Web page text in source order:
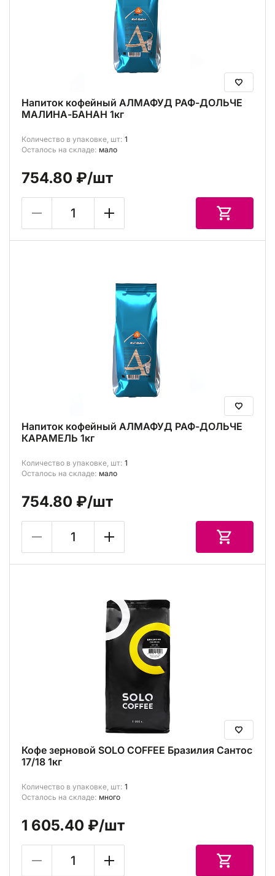
Напиток кофейный АЛМАФУД РАФ-ДОЛЬЧЕ
МАЛИНА-БАНАН 1кг
Количество в упаковке, шт: 1
Осталось на складе: мало
754.80 ₽/шт
Напиток кофейный АЛМАФУД РАФ-ДОЛЬЧЕ
КАРАМЕЛЬ 1кг
Количество в упаковке, шт: 1
Осталось на складе: мало
754.80 ₽/шт
Кофе зерновой SOLO COFFEE Бразилия Сантос
17/18 1кг
Количество в упаковке, шт: 1
Осталось на складе: много
1 605.40 ₽/шт